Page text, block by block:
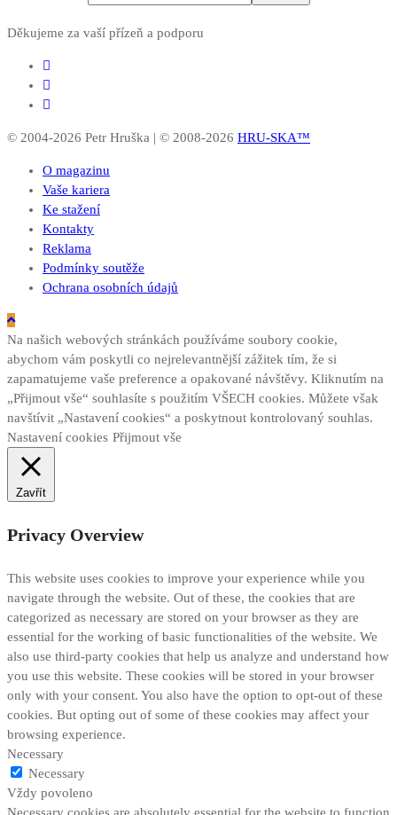
Děkujeme za vaší přízeň a podporu
© 2004-2026 Petr Hruška | © 2008-2026 HRU-SKA™
O magazinu
Vaše kariera
Ke stažení
Kontakty
Reklama
Podmínky soutěže
Ochrana osobních údajů
Na našich webových stránkách používáme soubory cookie,
abychom vám poskytli co nejrelevantnější zážitek tím, že si
zapamatujeme vaše preference a opakované návštěvy. Kliknutím na
„Přijmout vše“ souhlasíte s použitím VŠECH cookies. Můžete však
navštívit „Nastavení cookies“ a poskytnout kontrolovaný souhlas.
Nastavení cookies Přijmout vše
Zavřít
Privacy Overview
This website uses cookies to improve your experience while you
navigate through the website. Out of these, the cookies that are
categorized as necessary are stored on your browser as they are
essential for the working of basic functionalities of the website. We
also use third-party cookies that help us analyze and understand how
you use this website. These cookies will be stored in your browser
only with your consent. You also have the option to opt-out of these
cookies. But opting out of some of these cookies may affect your
browsing experience.
Necessary
Necessary
Vždy povoleno